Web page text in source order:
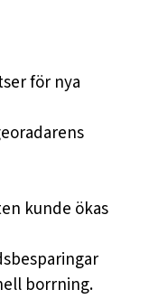
för nya
kunde ökas
borrning.